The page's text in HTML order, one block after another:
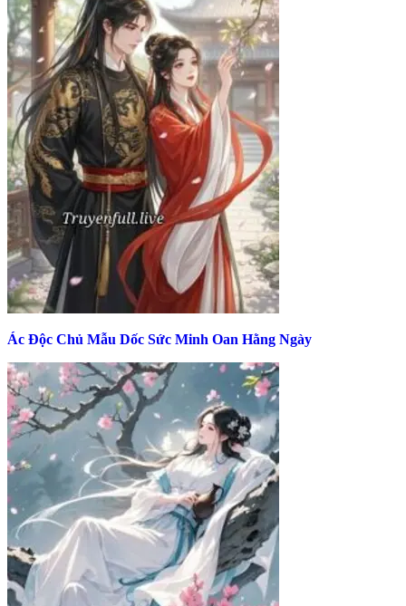
Ác Độc Chủ Mẫu Dốc Sức Minh Oan Hằng Ngày